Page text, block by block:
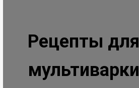
Рецепты для
мультиварки